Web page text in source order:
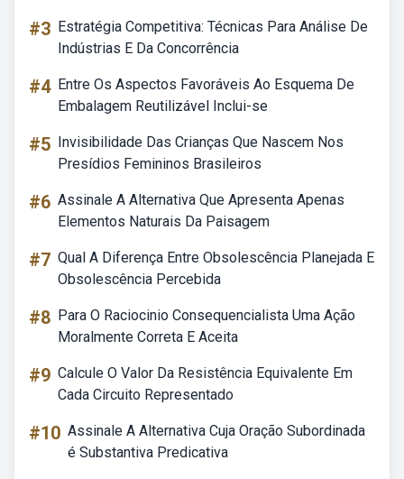
#3 Estratégia Competitiva: Técnicas Para Análise De
Indústrias E Da Concorrência
#4 Entre Os Aspectos Favoráveis Ao Esquema De
Embalagem Reutilizável Inclui-se
#5 Invisibilidade Das Crianças Que Nascem Nos
Presídios Femininos Brasileiros
#6 Assinale A Alternativa Que Apresenta Apenas
Elementos Naturais Da Paisagem
#7 Qual A Diferença Entre Obsolescência Planejada E
Obsolescência Percebida
#8 Para O Raciocinio Consequencialista Uma Ação
Moralmente Correta E Aceita
#9 Calcule O Valor Da Resistência Equivalente Em
Cada Circuito Representado
#10 Assinale A Alternativa Cuja Oração Subordinada
é Substantiva Predicativa